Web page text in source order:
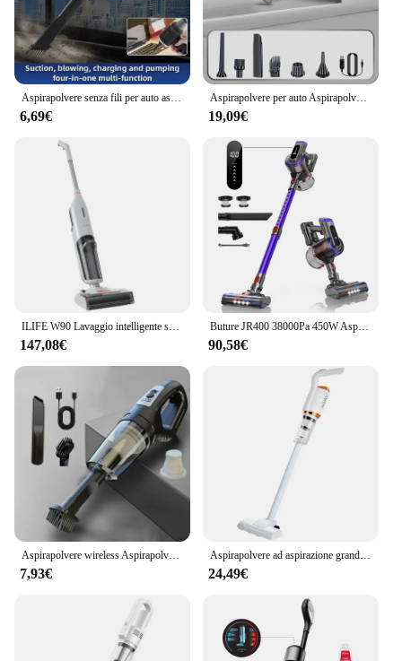
Aspirapolvere senza fili per auto aspirapolvere portatile ad alta potenza aspirapolvere portatile per auto a casa
6,69€
Aspirapolvere per auto Aspirapolvere portatile senza fili 95000PA Aspirapolvere portatile ad aspirazione potente Ventilatore per auto domestica
19,09€
147,08€
Buture JR400 38000Pa 450W Aspirapolvere senza fili per auto portatile con display touch Elettrodomestico intelligente 55 minuti di autonomia Wireless
90,58€
7,93€
Aspirapolvere ad aspirazione grande aspirapolvere Wireless portatile USB ricaricabile 2000mAh Mopping Machine 120W per uso domestico e in auto
24,49€